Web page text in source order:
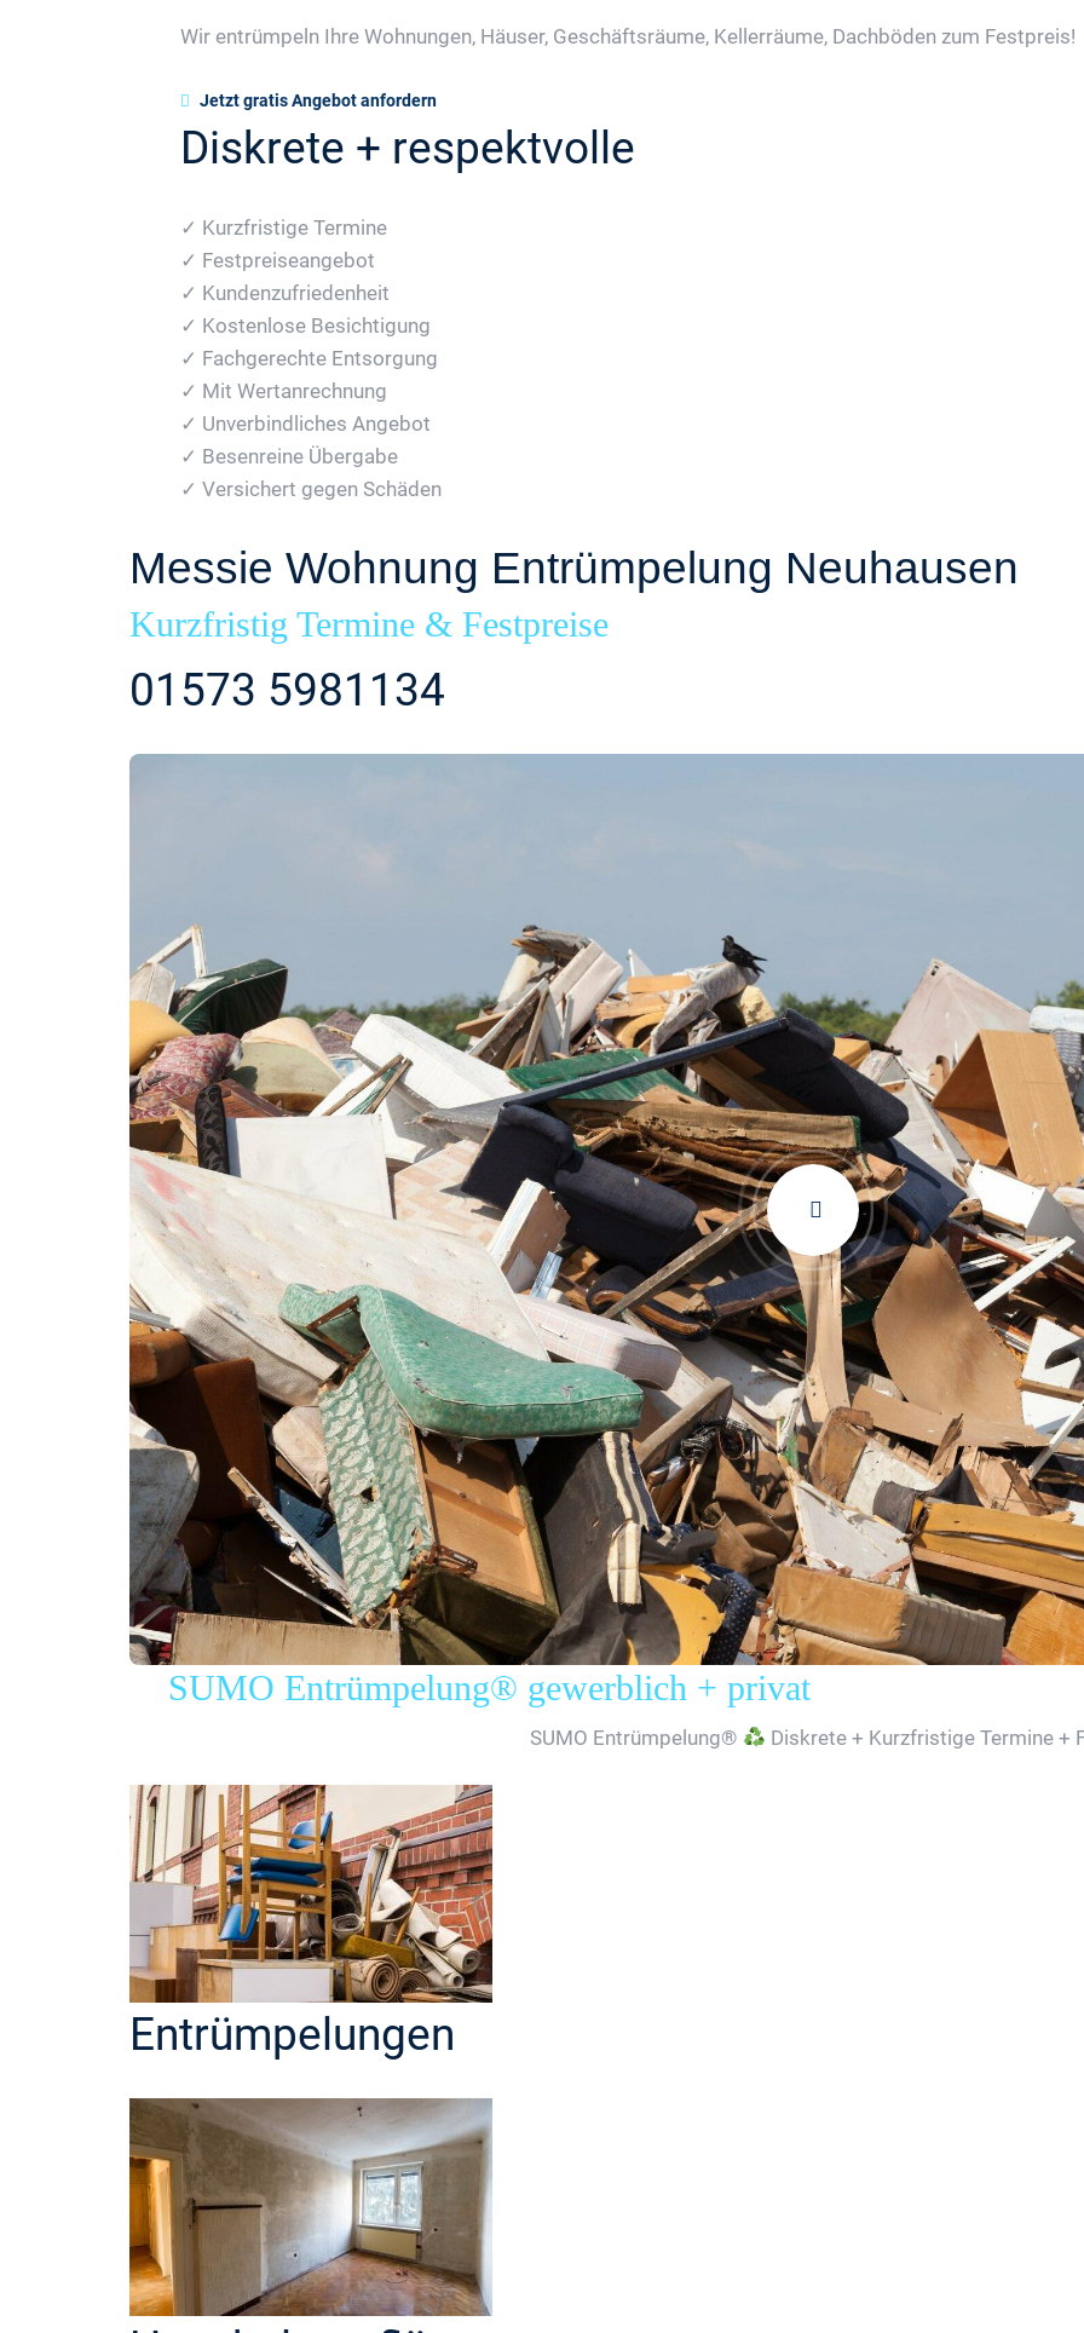
Wir entrümpeln Ihre Wohnungen, Häuser, Geschäftsräume, Kellerräume, Dachböden zum Festpreis!
Jetzt gratis Angebot anfordern
Diskrete + respektvolle
✓ Kurzfristige Termine
✓ Festpreiseangebot
✓ Kundenzufriedenheit
✓ Kostenlose Besichtigung
✓ Fachgerechte Entsorgung
✓ Mit Wertanrechnung
✓ Unverbindliches Angebot
✓ Besenreine Übergabe
✓ Versichert gegen Schäden
Messie Wohnung Entrümpelung Neuhausen
Kurzfristig Termine & Festpreise
01573 5981134
SUMO Entrümpelung® gewerblich + privat
SUMO Entrümpelung® Diskrete + Kurzfristige Termine +
Entrümpelungen